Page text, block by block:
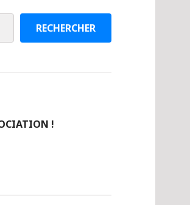
RECHERCHER
!